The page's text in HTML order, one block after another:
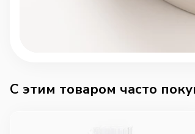
C этим товаром часто